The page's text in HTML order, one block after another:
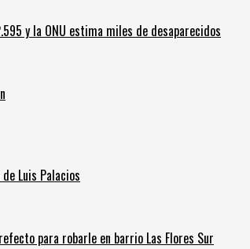
y la ONU estima miles de desaparecidos
Luis Palacios
para robarle en barrio Las Flores Sur